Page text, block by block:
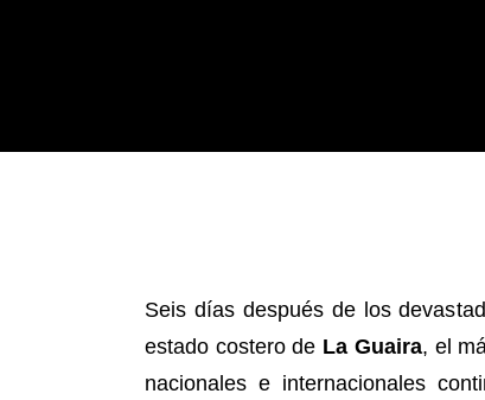
Seis días después de los
estado costero de La Guaira, el
nacionales e internacionales